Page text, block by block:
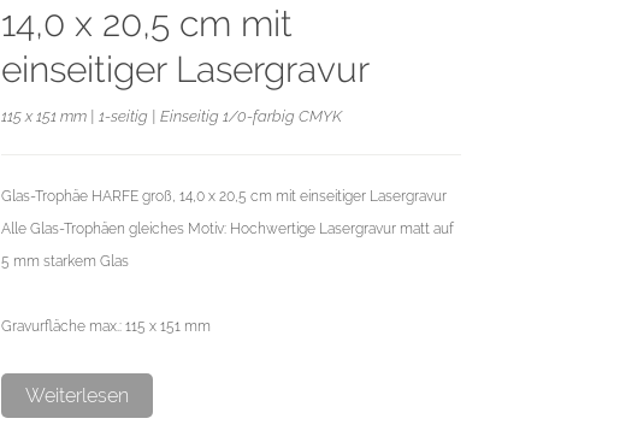
14,0 x 20,5 cm mit
einseitiger Lasergravur
115 x 151 mm | 1-seitig | Einseitig 1/0-farbig CMYK
Glas-Trophäe HARFE groß, 14,0 x 20,5 cm mit einseitiger Lasergravur
Alle Glas-Trophäen gleiches Motiv: Hochwertige Lasergravur matt auf
5 mm starkem Glas
Gravurfläche max.: 115 x 151 mm
Die Motive werden gespiegelt auf der Rückseite eingraviert. Die
Weiterlesen